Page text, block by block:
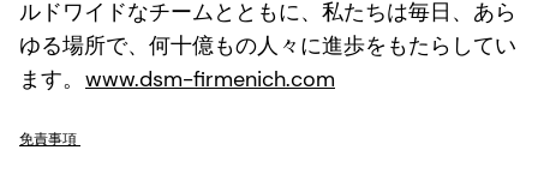
ルドワイドなチームとともに、私たちは毎日、あら
ゆる場所で、何十億もの人々に進歩をもたらしてい
ます。 www.dsm-firmenich.com
免責事項